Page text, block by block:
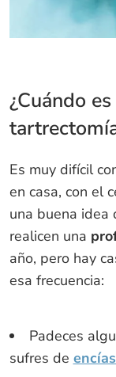
¿Cuándo
Es muy difícil
en casa, con el
una buena idea
realicen una
año, pero hay
esa frecuencia:
Padeces
sufres de